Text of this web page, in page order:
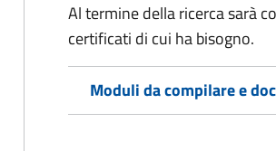
Al termine della ricerca sarà
certificati di cui ha bisogno.
Moduli da compilare e